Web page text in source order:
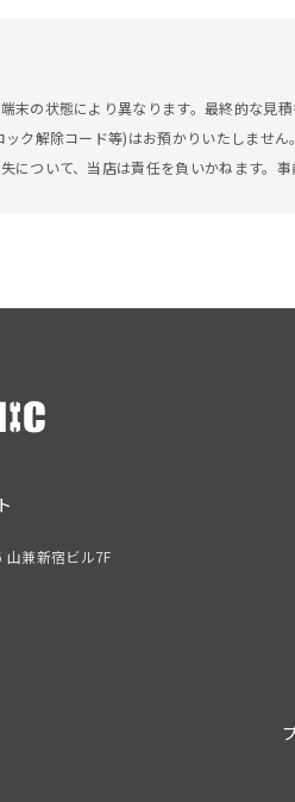
末の状態により異なります。最終的な見
ク解除コード等)はお預かりいたしません。
について、当店は責任を負いかねます。事
山兼新宿ビル7F